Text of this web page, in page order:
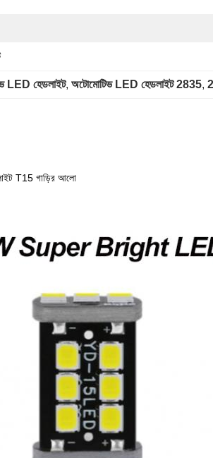
LED হেডলাইট, অটোমোটিভ LED হেডলাইট 2835,
T15 গাড়ির আলো